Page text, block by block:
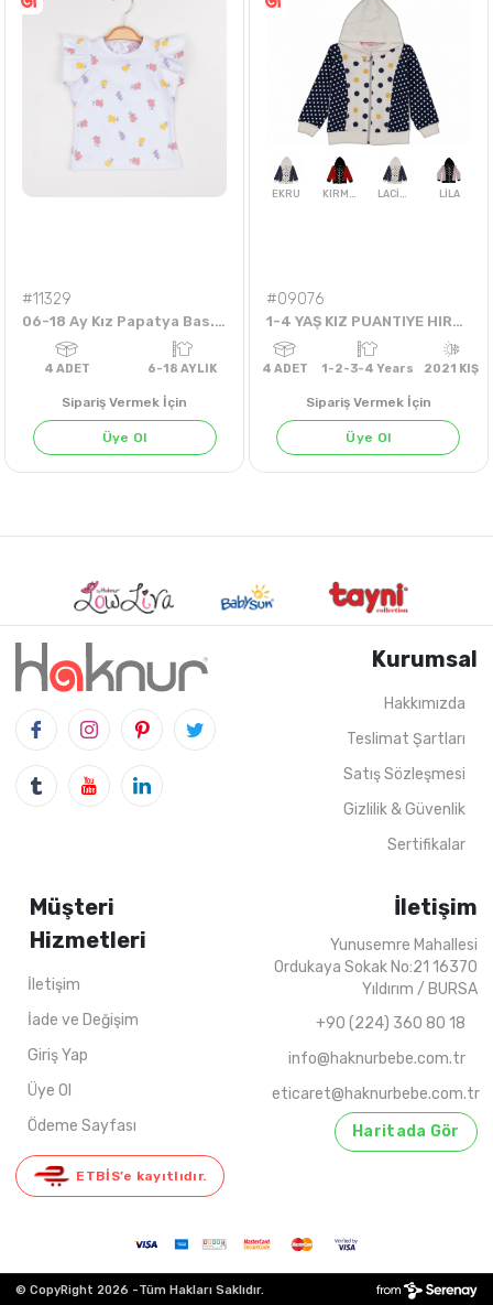
4ADET 6-9 Years 2021 YAZ
A.YEŞİL SARI
4ADET 5-8
#11329
06-18 Ay Kız Papatya Bas.Badi
Sipariş Vermek İçin
Üye Ol
#09076
1-4 YAŞ KIZ PUANTIYE HIRKA
Sipariş Vermek İçin
Üye Ol
Kurumsal
Hakkımızda
Teslimat Şartları
Satış Sözleşmesi
Gizlilik & Güvenlik
Sertifikalar
Müşteri
Hizmetleri
İletişim
İade ve Değişim
Giriş Yap
Üye Ol
Ödeme Sayfası
ETBİS’e kayıtlıdır.
İletişim
Yunusemre Mahallesi
Ordukaya Sokak No:21 16370
Yıldırım / BURSA
+90 (224) 360 80 18
info@haknurbebe.com.tr
eticaret@haknurbebe.com.tr
Haritada Gör
© CopyRight 2026 -Tüm Hakları Saklıdır.